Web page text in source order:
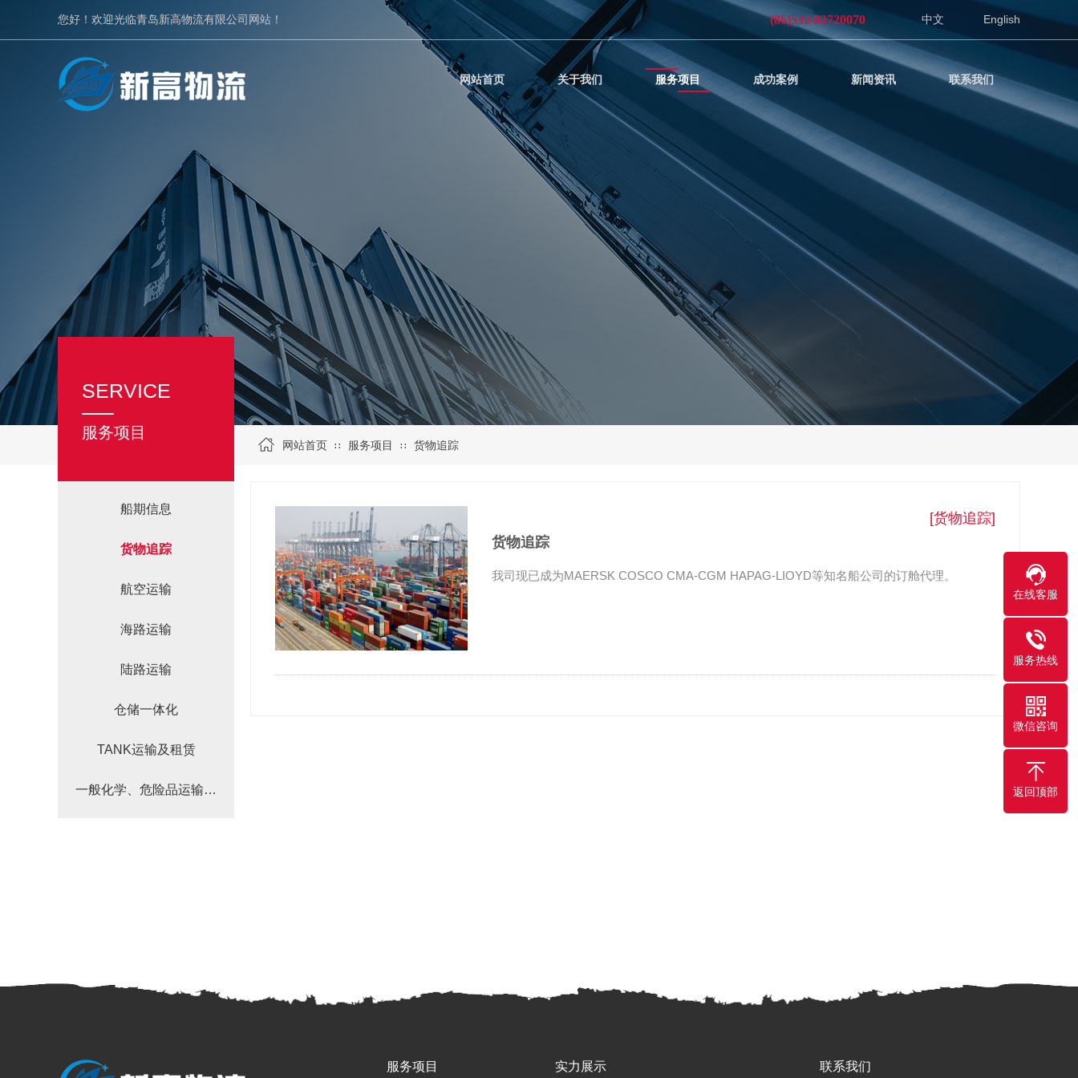
您好！欢迎光临青岛新高物流有限公司网站！ 中文 English
(86)532-82720070
网站首页 关于我们 服务项目 成功案例 新闻资讯 联系我们
网站首页 ∷ 服务项目 ∷ 货物追踪
SERVICE
服务项目
船期信息
货物追踪
航空运输
海路运输
陆路运输
仓储一体化
TANK运输及租赁
一般化学、危险品运输…
[货物追踪]
货物追踪
我司现已成为MAERSK COSCO CMA-CGM HAPAG-LIOYD等知名船公司的订舱代理。
服务项目 实力展示 联系我们
在线客服
服务热线
微信咨询
返回顶部